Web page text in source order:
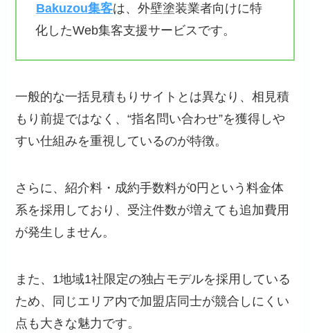
Bakuzou集客は、外壁塗装業者向けに特
化したWeb集客支援サービスです。
一般的な一括見積もりサイトとは異なり、相見積
もり前提ではなく、“指名問い合わせ”を獲得しや
すい仕組みを重視しているのが特徴。
さらに、紹介料・成約手数料が0円という料金体
系を採用しており、受注件数が増えても追加費用
が発生しません。
また、1地域1社限定の独占モデルを採用している
ため、同じエリア内で加盟店同士が競合しにくい
点も大きな魅力です。